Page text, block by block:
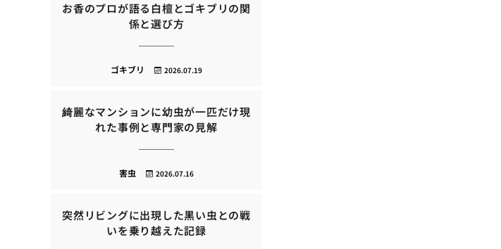
お香のプロが語る白檀とゴキブリの関
係と選び方
2026.07.19
ゴキブリ
綺麗なマンションに幼虫が一匹だけ現
れた事例と専門家の見解
2026.07.16
害虫
突然リビングに出現した黒い虫との戦
いを乗り越えた記録